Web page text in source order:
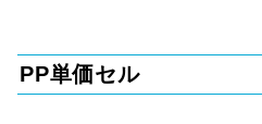
PP単価セル